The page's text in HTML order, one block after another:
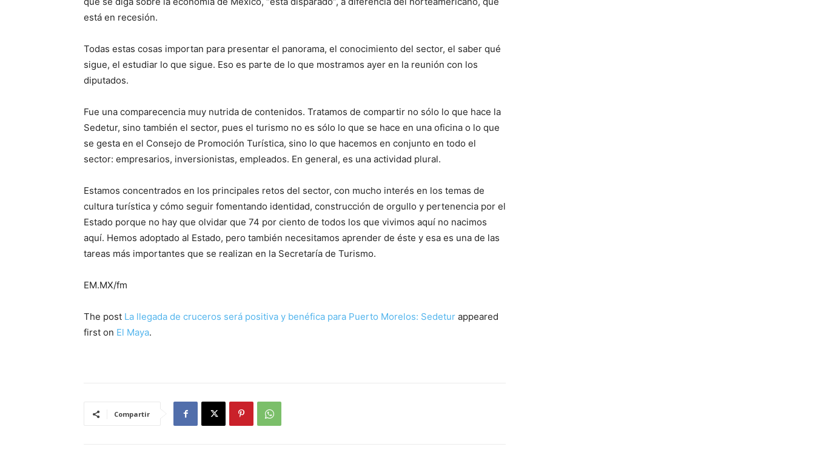
está en recesión.
Todas estas cosas importan para presentar el panorama, el conocimiento del sector, el saber qué
sigue, el estudiar lo que sigue. Eso es parte de lo que mostramos ayer en la reunión con los
diputados.
Fue una comparecencia muy nutrida de contenidos. Tratamos de compartir no sólo lo que hace la
Sedetur, sino también el sector, pues el turismo no es sólo lo que se hace en una oficina o lo que
se gesta en el Consejo de Promoción Turística, sino lo que hacemos en conjunto en todo el
sector: empresarios, inversionistas, empleados. En general, es una actividad plural.
Estamos concentrados en los principales retos del sector, con mucho interés en los temas de
cultura turística y cómo seguir fomentando identidad, construcción de orgullo y pertenencia por el
Estado porque no hay que olvidar que 74 por ciento de todos los que vivimos aquí no nacimos
aquí. Hemos adoptado al Estado, pero también necesitamos aprender de éste y esa es una de las
tareas más importantes que se realizan en la Secretaría de Turismo.
EM.MX/fm
The post La llegada de cruceros será positiva y benéfica para Puerto Morelos: Sedetur appeared
first on El Maya.
Compartir